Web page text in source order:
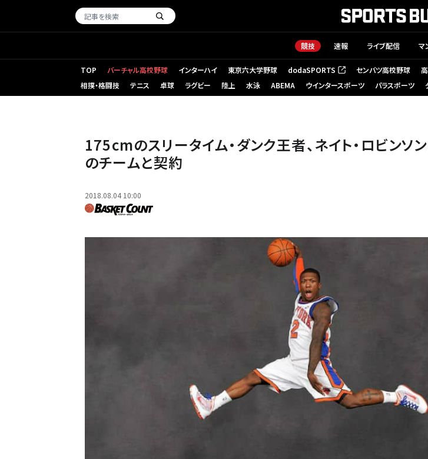
競技 速報 ライブ配信 マ
TOP バーチャル高校野球 インターハイ 東京六大学野球 dodaSPORTS
（新しいタブで開く） センバツ高校野球
相撲・格闘技
テニス 卓球 ラグビー 陸上 水泳 ABEMA ウインタースポーツ パラスポーツ
175cmのスリータイム・ダンク王者、ネイト・ロビンソ
のチームと契約
2018.08.04 10:00